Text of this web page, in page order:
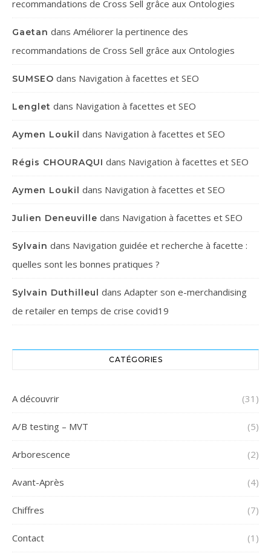
recommandations de Cross Sell grâce aux Ontologies
Gaetan dans Améliorer la pertinence des
recommandations de Cross Sell grâce aux Ontologies
SUMSEO dans Navigation à facettes et SEO
Lenglet dans Navigation à facettes et SEO
Aymen Loukil dans Navigation à facettes et SEO
Régis CHOURAQUI dans Navigation à facettes et SEO
Aymen Loukil dans Navigation à facettes et SEO
Julien Deneuville dans Navigation à facettes et SEO
Sylvain dans Navigation guidée et recherche à facette :
quelles sont les bonnes pratiques ?
Sylvain Duthilleul dans Adapter son e-merchandising
de retailer en temps de crise covid19
CATÉGORIES
A découvrir (31)
A/B testing – MVT (5)
Arborescence (2)
Avant-Après (4)
Chiffres (7)
Contact (1)